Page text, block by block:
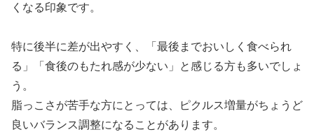
くなる印象です。
特に後半に差が出やすく、「最後までおいしく食べられ
る」「食後のもたれ感が少ない」と感じる方も多いでしょ
う。
脂っこさが苦手な方にとっては、ピクルス増量がちょうど
良いバランス調整になることがあります。